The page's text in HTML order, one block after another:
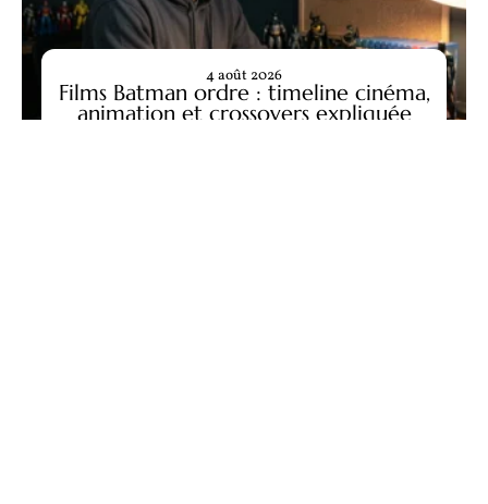
Films Batman ordre : timeline cinéma,
animation et crossovers expliquée
4 août 2026